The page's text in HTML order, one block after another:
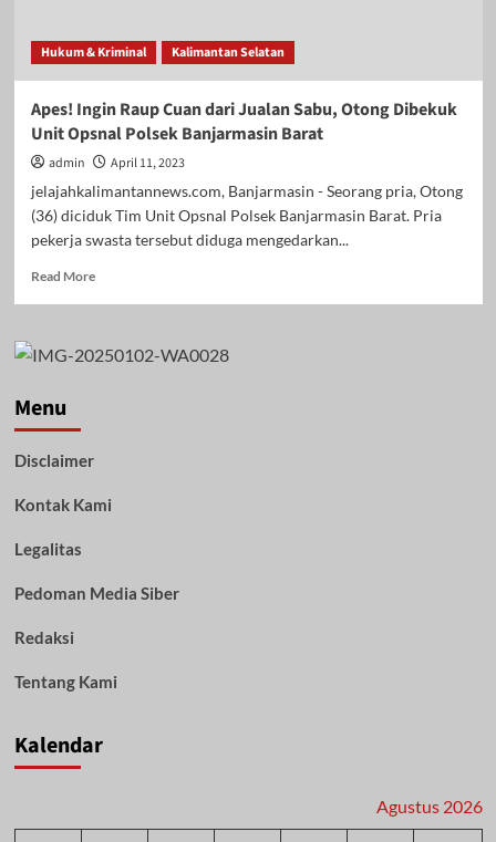
Hukum & Kriminal Kalimantan Selatan
Apes! Ingin Raup Cuan dari Jualan Sabu, Otong Dibekuk
Unit Opsnal Polsek Banjarmasin Barat
admin
April 11, 2023
jelajahkalimantannews.com, Banjarmasin - Seorang pria, Otong
(36) diciduk Tim Unit Opsnal Polsek Banjarmasin Barat. Pria
pekerja swasta tersebut diduga mengedarkan...
Read MoreRead
Ingin
Sabu,
Dibekuk
Banjarmasin
Menu
Disclaimer
Kontak Kami
Legalitas
Pedoman Media Siber
Redaksi
Tentang Kami
Kalendar
Agustus 2026